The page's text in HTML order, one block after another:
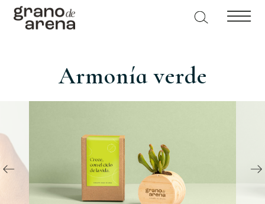
Armonía verde